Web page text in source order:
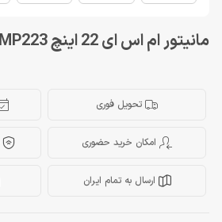
مانیتور ام اس ای 22 اینچ MSI PRO MP223
تحویل فوری
امکان خرید حضوری
ارسال به تمام ایران